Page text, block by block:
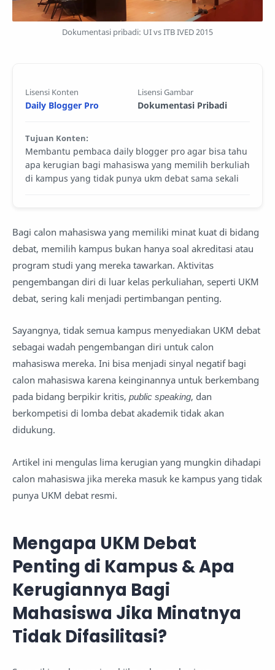
Dokumentasi pribadi: UI vs ITB IVED 2015
Lisensi Konten
Daily Blogger Pro
Lisensi Gambar
Dokumentasi Pribadi
Tujuan Konten:
Membantu pembaca daily blogger pro agar bisa tahu
apa kerugian bagi mahasiswa yang memilih berkuliah
di kampus yang tidak punya ukm debat sama sekali
Bagi calon mahasiswa yang memiliki minat kuat di bidang
debat, memilih kampus bukan hanya soal akreditasi atau
program studi yang mereka tawarkan. Aktivitas
pengembangan diri di luar kelas perkuliahan, seperti UKM
debat, sering kali menjadi pertimbangan penting.
Sayangnya, tidak semua kampus menyediakan UKM debat
sebagai wadah pengembangan diri untuk calon
mahasiswa mereka. Ini bisa menjadi sinyal negatif bagi
calon mahasiswa karena keinginannya untuk berkembang
pada bidang berpikir kritis, public speaking, dan
berkompetisi di lomba debat akademik tidak akan
didukung.
Artikel ini mengulas lima kerugian yang mungkin dihadapi
calon mahasiswa jika mereka masuk ke kampus yang tidak
punya UKM debat resmi.
Mengapa UKM Debat
Penting di Kampus & Apa
Kerugiannya Bagi
Mahasiswa Jika Minatnya
Tidak Difasilitasi?